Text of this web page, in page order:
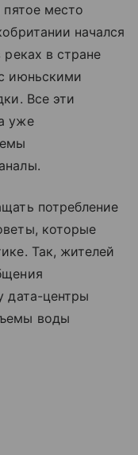
пятое место
начался
в стране
июньскими
Все эти
уже
потребление
которые
Так, жителей
дата-центры
воды